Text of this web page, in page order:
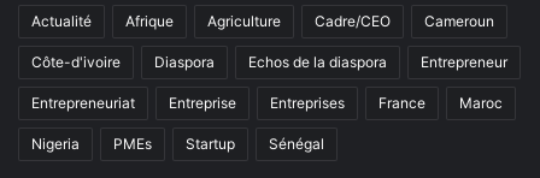
Actualité Afrique Agriculture Cadre/CEO Cameroun
Côte-d'ivoire Diaspora Echos de la diaspora Entrepreneur
Entrepreneuriat Entreprise Entreprises France Maroc
Nigeria PMEs Startup Sénégal